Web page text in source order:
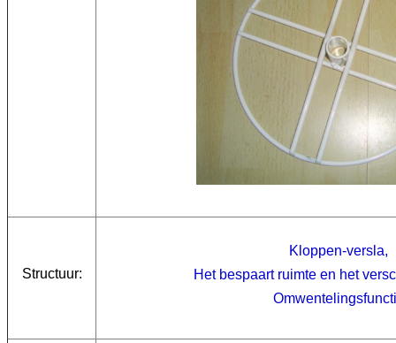
Structuur:
Kloppen-versla,
Het bespaart ruimte en het